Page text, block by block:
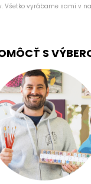
Všetko vyrábame sami v
S